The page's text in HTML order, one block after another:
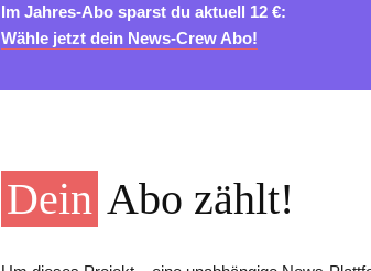
Im Jahres-Abo sparst du aktuell 12 €:
Wähle jetzt dein News-Crew Abo!
Dein Abo zählt!